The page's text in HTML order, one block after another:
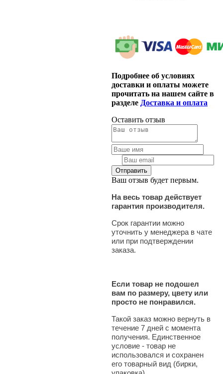
Подробнее об условиях
доставки и оплаты можете
прочитать на нашем сайте в
разделе Доставка и оплата
Оставить отзыв
Ваш отзыв будет первым.
На весь товар действует
гарантия производителя.
Срок гарантии можно
уточнить у менеджера в чате
или при подтверждении
заказа.
Если товар не подошел
вам по размеру, цвету или
просто не понравился.
Такой заказ можно вернуть в
течение 7 дней с момента
получения. Единственное
условие - товар не
использовался и сохранен
его товарный вид (бирки,